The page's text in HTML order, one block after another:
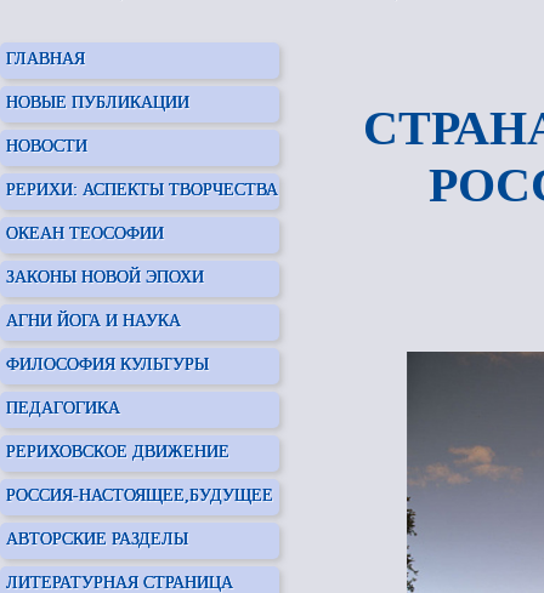
ГЛАВНАЯ
НОВЫЕ ПУБЛИКАЦИИ
НОВОСТИ
РЕРИХИ: АСПЕКТЫ ТВОРЧЕСТВА
ОКЕАН ТЕОСОФИИ
ЗАКОНЫ НОВОЙ ЭПОХИ
АГНИ ЙОГА И НАУКА
ФИЛОСОФИЯ КУЛЬТУРЫ
ПЕДАГОГИКА
РЕРИХОВСКОЕ ДВИЖЕНИЕ
РОССИЯ-НАСТОЯЩЕЕ,БУДУЩЕЕ
АВТОРСКИЕ РАЗДЕЛЫ
ЛИТЕРАТУРНАЯ СТРАНИЦА